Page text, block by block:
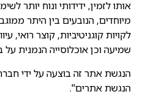
אותו לזמין, ידידותי ונוח יותר
מיוחדים, הנובעים בין היתר
לקויות קוגניטיביות, קוצר רואי,
שמיעה וכן אוכלוסייה הנמנית על
הנגשת אתרים".